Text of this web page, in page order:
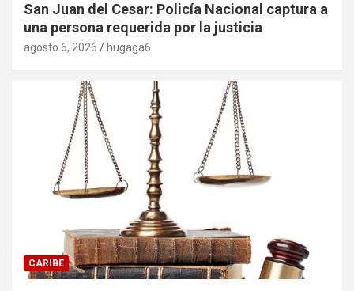
San Juan del Cesar: Policía Nacional captura a
una persona requerida por la justicia
agosto 6, 2026 hugaga6
CARIBE